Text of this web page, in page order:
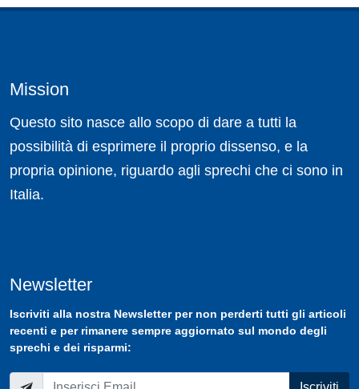
Mission
Questo sito nasce allo scopo di dare a tutti la
possibilità di esprimere il proprio dissenso, e la
propria opinione, riguardo agli sprechi che ci sono in
Italia.
Newsletter
Iscriviti alla nostra Newsletterper non perderti tutti gli articoli
recenti e per rimanere sempre aggiornato sul mondo degli
sprechi e dei risparmi: